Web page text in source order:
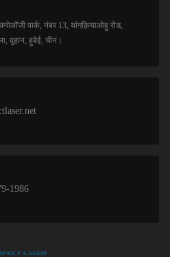
पार्क, नंबर 13, यांगक़ियाओहु रोड,
वुहान, हुबेई, चीन।
1986